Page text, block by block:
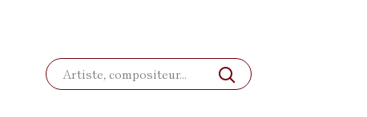
Rechercher